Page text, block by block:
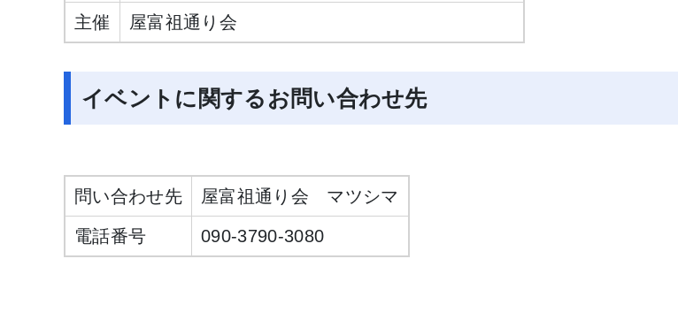
主催 屋富祖通り会
イベントに関するお問い合わせ先
問い合わせ先 屋富祖通り会 マツシマ
電話番号 090-3790-3080